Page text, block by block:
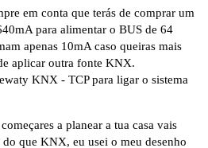
em conta que terás de comprar um
para alimentar o BUS de 64
apenas 10mA caso queiras mais
aplicar outra fonte KNX.
KNX - TCP para ligar o sistema
a planear a tua casa vais
que KNX, eu usei o meu desenho